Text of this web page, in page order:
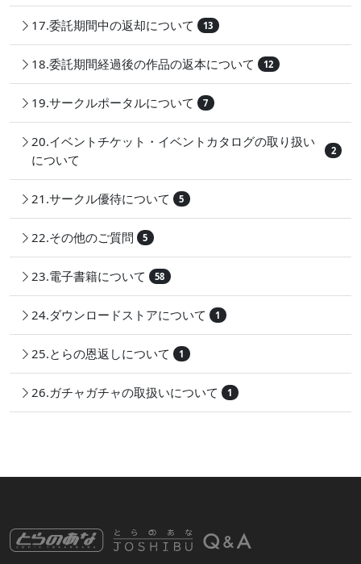
17.委託期間中の返却について 13
18.委託期間経過後の作品の返本について 12
19.サークルポータルについて 7
20.イベントチケット・イベントカタログの取り扱い
について
2
21.サークル優待について 5
22.その他のご質問 5
23.電子書籍について 58
24.ダウンロードストアについて 1
25.とらの恩返しについて 1
26.ガチャガチャの取扱いについて 1